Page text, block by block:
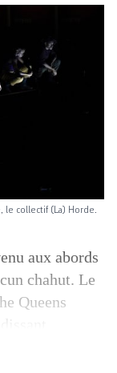
le collectif (La) Horde.
aux abords
chahut. Le
Queens